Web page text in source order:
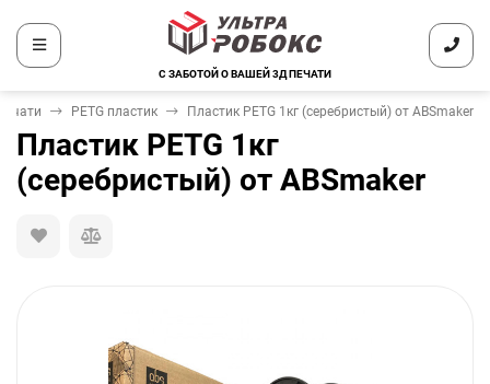
С ЗАБОТОЙ О ВАШЕЙ 3Д ПЕЧАТИ
PETG пластик Пластик PETG 1кг (серебристый) от ABSmaker
Пластик PETG 1кг
(серебристый) от ABSmaker